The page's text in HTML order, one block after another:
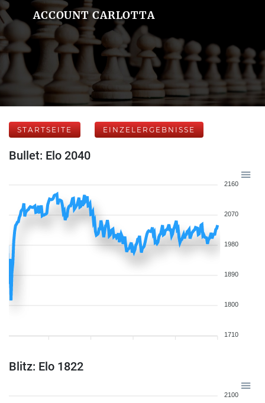
ACCOUNT CARLOTTA
STARTSEITE EINZELERGEBNISSE
Bullet: Elo 2040
2160
2070
1980
1890
1800
1710
Blitz: Elo 1822
2100